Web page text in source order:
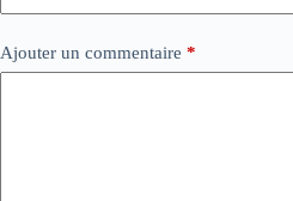
Ajouter un commentaire *